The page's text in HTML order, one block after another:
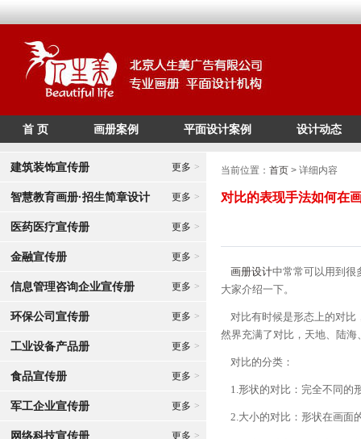
/* */
首 页 画册案例 平面设计案例 设计动态
建筑装饰宣传册 更多 >
智慧教育画册·招生简章设计 更多 >
医药医疗宣传册 更多 >
金融宣传册 更多 >
信息管理咨询企业宣传册 更多 >
环保公司宣传册 更多 >
工业设备产品册 更多 >
食品宣传册 更多 >
军工企业宣传册 更多 >
网络科技宣传册 更多 >
当前位置： 首页 > 详细内容
对比的表现手法如何在
画册设计中常常可以用到很
大家介绍一下。
对比有时候是形态上的对比
然界充满了对比，天地、陆
对比的分类：
1.形状的对比：完全不同的
2.大小的对比：形状在画面